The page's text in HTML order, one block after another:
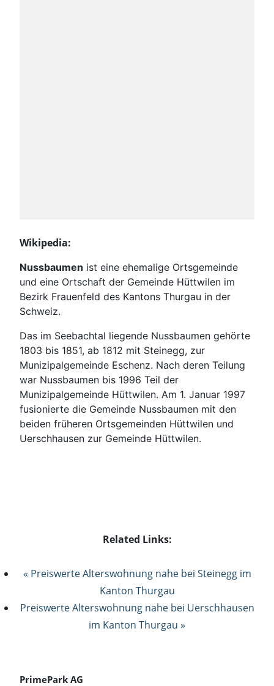
Wikipedia:
Nussbaumen ist eine ehemalige Ortsgemeinde
und eine Ortschaft der Gemeinde Hüttwilen im
Bezirk Frauenfeld des Kantons Thurgau in der
Schweiz.
Das im Seebachtal liegende Nussbaumen gehörte
1803 bis 1851, ab 1812 mit Steinegg, zur
Munizipalgemeinde Eschenz. Nach deren Teilung
war Nussbaumen bis 1996 Teil der
Munizipalgemeinde Hüttwilen. Am 1. Januar 1997
fusionierte die Gemeinde Nussbaumen mit den
beiden früheren Ortsgemeinden Hüttwilen und
Uerschhausen zur Gemeinde Hüttwilen.
Related Links:
« Preiswerte Alterswohnung nahe bei Steinegg im
Kanton Thurgau
Preiswerte Alterswohnung nahe bei Uerschhausen
im Kanton Thurgau »
PrimePark AG